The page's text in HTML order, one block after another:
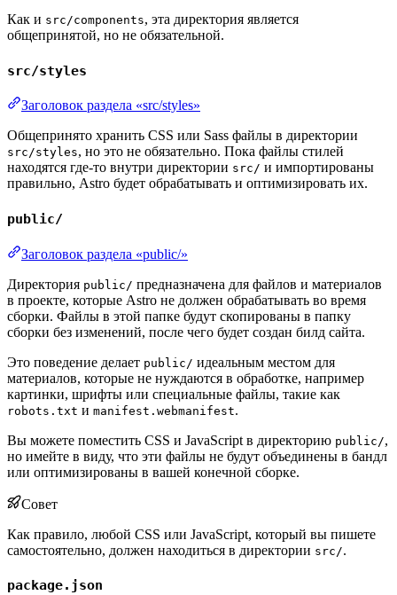
Как и src/components, эта директория является
общепринятой, но не обязательной.
src/styles
Заголовок раздела «src/styles»
Общепринято хранить CSS или Sass файлы в директории
src/styles, но это не обязательно. Пока файлы стилей
находятся где-то внутри директории src/ и импортированы
правильно, Astro будет обрабатывать и оптимизировать их.
public/
Заголовок раздела «public/»
Директория public/ предназначена для файлов и материалов
в проекте, которые Astro не должен обрабатывать во время
сборки. Файлы в этой папке будут скопированы в папку
сборки без изменений, после чего будет создан билд сайта.
Это поведение делает public/ идеальным местом для
материалов, которые не нуждаются в обработке, например
картинки, шрифты или специальные файлы, такие как
robots.txt и manifest.webmanifest.
Вы можете поместить CSS и JavaScript в директорию public/,
но имейте в виду, что эти файлы не будут объединены в бандл
или оптимизированы в вашей конечной сборке.
Совет
Как правило, любой CSS или JavaScript, который вы пишете
самостоятельно, должен находиться в директории src/.
package.json